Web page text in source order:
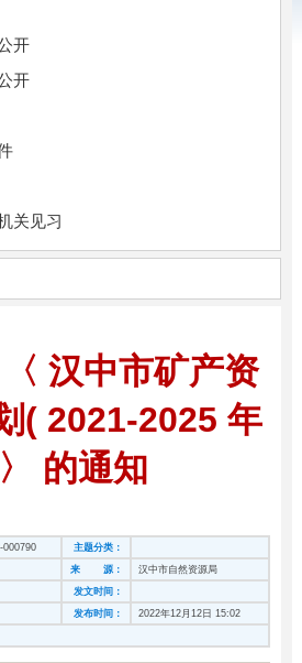
开
开
关见习
汉中市矿产资
( 2021-2025 年
的通知
000790
主题分类：
来 源：
汉中市自然资源局
发文时间：
发布时间：
2022年12月12日 15:02